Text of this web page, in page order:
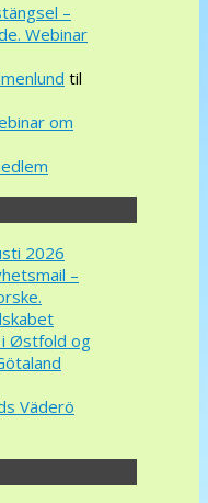
–
Webinar
til
om
2026
–
i Østfold og
Väderö